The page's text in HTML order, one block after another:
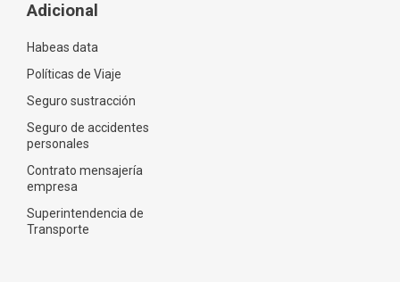
Adicional
Habeas data
Políticas de Viaje
Seguro sustracción
Seguro de accidentes
personales
Contrato mensajería
empresa
Superintendencia de
Transporte